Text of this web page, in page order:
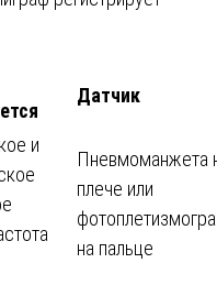
Датчик
и
Пневмоманжета
плече или
на пальце